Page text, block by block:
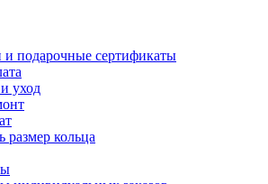
подарочные сертификаты
уход
размер кольца